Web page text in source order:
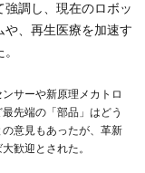
強調し、現在のロボッ
や、再生医療を加速す
サーや新原理メカトロ
先端の「部品」はどう
意見もあったが、革新
歓迎とされた。